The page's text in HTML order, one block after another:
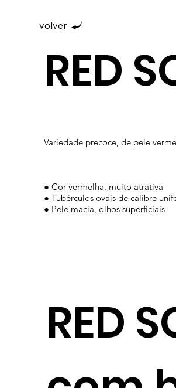
RED
Variedade precoce, de pele
● Cor vermelha, muito atrativa
● Tubérculos ovais de calibre
● Pele macia, olhos superficiais
volver
RED